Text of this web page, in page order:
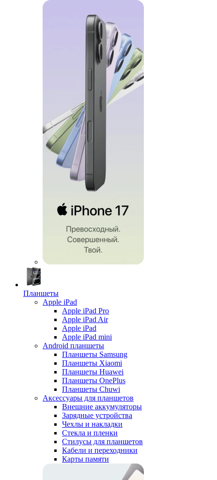
Планшеты
Apple iPad
Apple iPad Pro
Apple iPad Air
Apple iPad
Apple iPad mini
Android планшеты
Планшеты Samsung
Планшеты Xiaomi
Планшеты Huawei
Планшеты OnePlus
Планшеты Chuwi
Аксессуары для планшетов
Внешние аккумуляторы
Зарядные устройства
Чехлы и накладки
Стекла и пленки
Стилусы для планшетов
Кабели и переходники
Карты памяти